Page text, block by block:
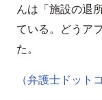
んは「施設の退
ている。どうア
た。
（弁護士ドット